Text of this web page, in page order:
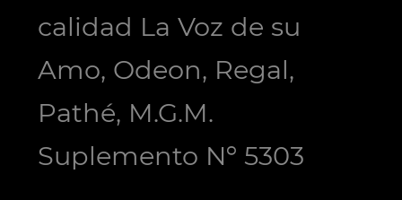
calidad La Voz de su
Amo, Odeon, Regal,
Pathé, M.G.M.
Suplemento Nº 5303